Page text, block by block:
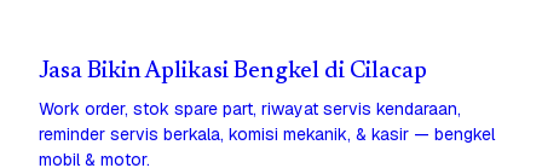
Jasa Bikin Aplikasi Bengkel di Cilacap
Work order, stok spare part, riwayat servis kendaraan,
reminder servis berkala, komisi mekanik, & kasir — bengkel
mobil & motor.